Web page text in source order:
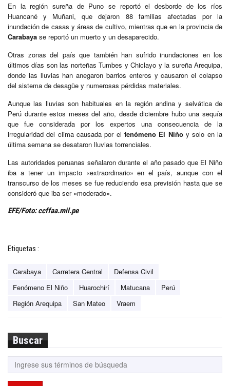
En la región sureña de Puno se reportó el desborde de los ríos
Huancané y Muñani, que dejaron 88 familias afectadas por la
inundación de casas y áreas de cultivo, mientras que en la provincia de
Carabaya se reportó un muerto y un desaparecido.
Otras zonas del país que también han sufrido inundaciones en los
últimos días son las norteñas Tumbes y Chiclayo y la sureña Arequipa,
donde las lluvias han anegaron barrios enteros y causaron el colapso
del sistema de desagüe y numerosas pérdidas materiales.
Aunque las lluvias son habituales en la región andina y selvática de
Perú durante estos meses del año, desde diciembre hubo una sequía
que fue considerada por los expertos una consecuencia de la
irregularidad del clima causada por el fenómeno El Niñoy solo en la
última semana se desataron lluvias torrenciales.
Las autoridades peruanas señalaron durante el año pasado que El Niño
iba a tener un impacto «extraordinario» en el país, aunque con el
transcurso de los meses se fue reduciendo esa previsión hasta que se
consideró que iba ser «moderado».
EFE/Foto: ccffaa.mil.pe
Etiquetas :
Carabaya Carretera Central
Defensa Civil
Fenómeno El Niño
Huarochirí Matucana
Perú
Región Arequipa
San Mateo Vraem
Buscar